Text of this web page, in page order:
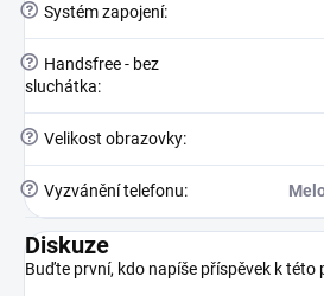
? Systém zapojení:
?
Handsfree - bez
sluchátka:
? Velikost obrazovky:
? Vyzvánění telefonu:
Diskuze
Buďte první, kdo napíše příspěvek k této